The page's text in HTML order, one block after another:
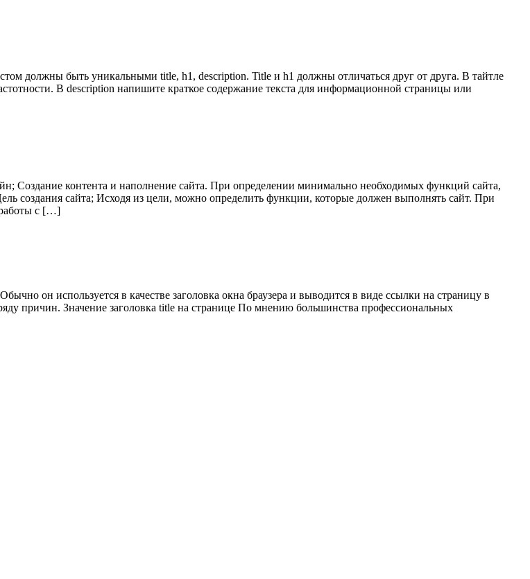
должны быть уникальными title, h1, description. Title и h1 должны отличаться друг от друга. В тайтле
В description напишите краткое содержание текста для информационной страницы или
Создание контента и наполнение сайта. При определении минимально необходимых функций сайта,
создания сайта; Исходя из цели, можно определить функции, которые должен выполнять сайт. При
работы с […]
он используется в качестве заголовка окна браузера и выводится в виде ссылки на страницу в
причин. Значение заголовка title на странице По мнению большинства профессиональных